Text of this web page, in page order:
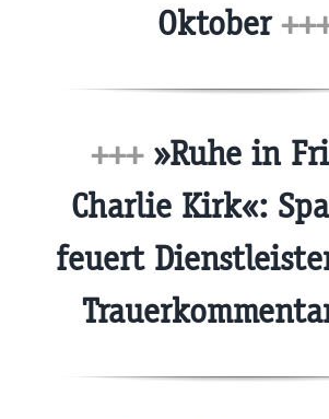
Oktober
+++»Ruhe in
Charlie Kirk«:
feuert